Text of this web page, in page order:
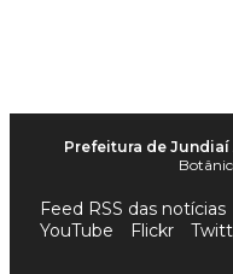
Prefeitura de Jundiaí
Feed RSS das notícias
YouTube
Flickr